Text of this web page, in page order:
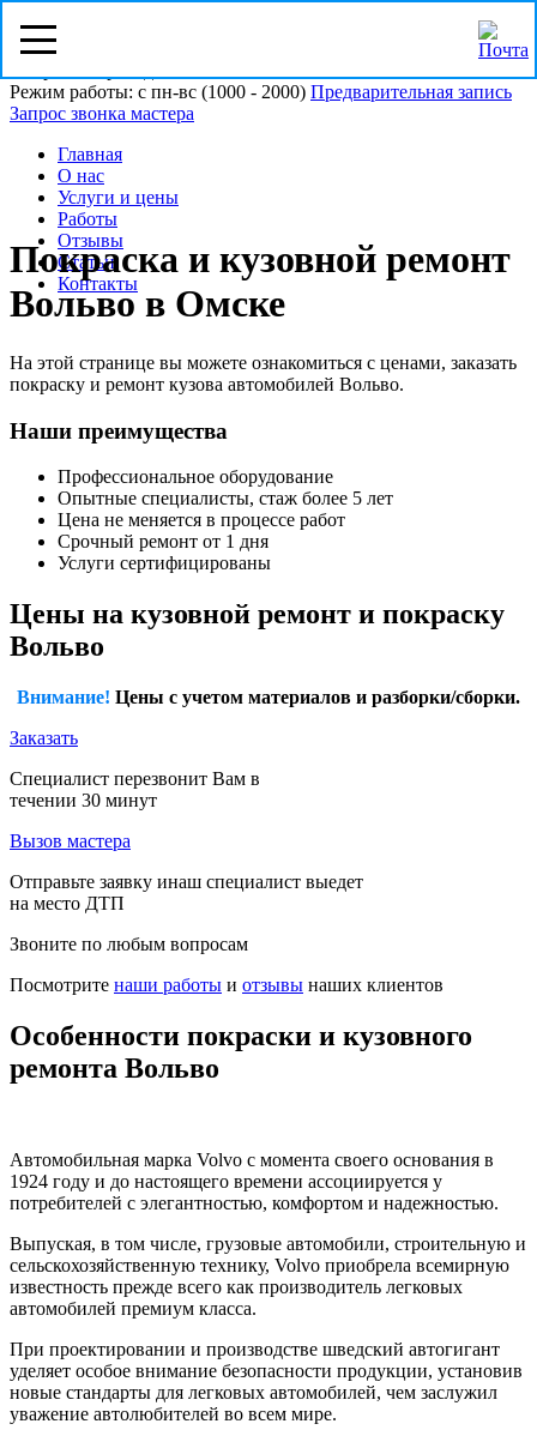
Омск, ул. Пристанционная 21/5
Режим работы: с пн-вс (1000 - 2000) Предварительная запись
Запрос звонка мастера
Главная
О нас
Услуги и цены
Работы
Отзывы
Статьи
Контакты
Покраска и кузовной ремонт
Вольво в Омске
На этой странице вы можете ознакомиться с ценами, заказать
покраску и ремонт кузова автомобилей Вольво.
Наши преимущества
Профессиональное оборудование
Опытные специалисты, стаж более 5 лет
Цена не меняется в процессе работ
Срочный ремонт от 1 дня
Услуги сертифицированы
Цены на кузовной ремонт и покраску
Вольво
Внимание! Цены с учетом материалов и разборки/сборки.
Заказать
Специалист перезвонит Вам в
течении 30 минут
Вызов мастера
Отправьте заявку инаш специалист выедет
на место ДТП
Звоните по любым вопросам
Посмотрите наши работы и отзывы наших клиентов
Особенности покраски и кузовного
ремонта Вольво
Автомобильная марка Volvo с момента своего основания в
1924 году и до настоящего времени ассоциируется у
потребителей с элегантностью, комфортом и надежностью.
Выпуская, в том числе, грузовые автомобили, строительную и
сельскохозяйственную технику, Volvo приобрела всемирную
известность прежде всего как производитель легковых
автомобилей премиум класса.
При проектировании и производстве шведский автогигант
уделяет особое внимание безопасности продукции, установив
новые стандарты для легковых автомобилей, чем заслужил
уважение автолюбителей во всем мире.